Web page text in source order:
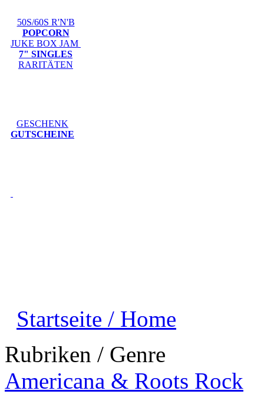
50S/60S R'N'B
POPCORN
JUKE BOX JAM
7" SINGLES
RARITÄTEN
GESCHENK
GUTSCHEINE
Startseite / Home
Rubriken / Genre
Americana & Roots Rock